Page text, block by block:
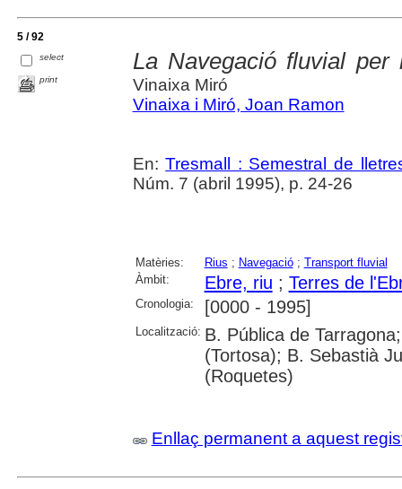
5 / 92
select
print
La Navegació fluvial
Vinaixa Miró
Vinaixa i Miró, Joan Ramon
En:Tresmall : Semestral de
Núm. 7 (abril 1995), p. 24-26
Matèries: Rius ; Navegació; Transport fluvial
Àmbit:
Ebre, riu ; Terres de
Cronologia: [0000 - 1995]
Localització: B. Pública de
(Tortosa); B. Sebastià
(Roquetes)
Enllaç permanent a aquest